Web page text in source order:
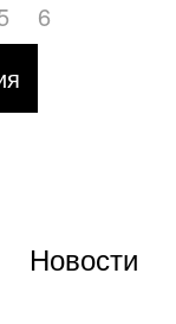
6
Новости